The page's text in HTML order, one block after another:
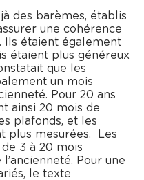
des barèmes, établis
une cohérence
Ils étaient également
étaient plus généreux
que les
un mois
Pour 20 ans
ainsi 20 mois de
plafonds, et les
plus mesurées. Les
3 à 20 mois
Pour une
le texte